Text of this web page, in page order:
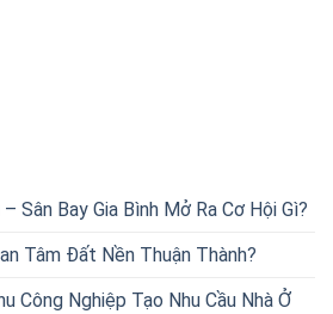
Sân Bay Gia Bình Mở Ra Cơ Hội Gì?
Tâm Đất Nền Thuận Thành?
Công Nghiệp Tạo Nhu Cầu Nhà Ở